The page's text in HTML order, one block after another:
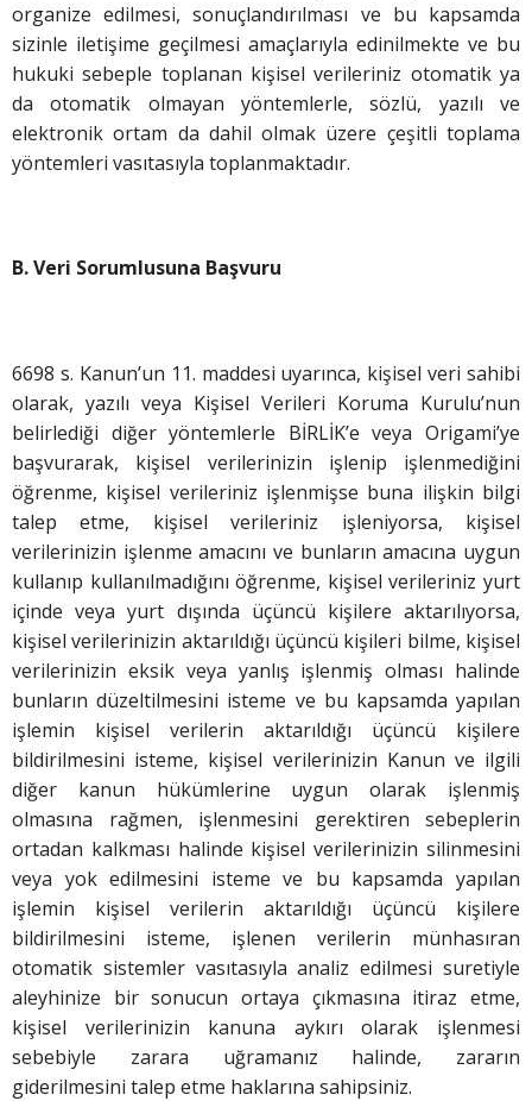
organize edilmesi, sonuçlandırılması ve bu kapsamda
sizinle iletişime geçilmesi amaçlarıyla edinilmekte ve bu
hukuki sebeple toplanan kişisel verileriniz otomatik ya
da otomatik olmayan yöntemlerle, sözlü, yazılı ve
elektronik ortam da dahil olmak üzere çeşitli toplama
yöntemleri vasıtasıyla toplanmaktadır.
B. Veri Sorumlusuna Başvuru
6698 s. Kanun’un 11. maddesi uyarınca, kişisel veri sahibi
olarak, yazılı veya Kişisel Verileri Koruma Kurulu’nun
belirlediği diğer yöntemlerle BİRLİK’e veya Origami’ye
başvurarak, kişisel verilerinizin işlenip işlenmediğini
öğrenme, kişisel verileriniz işlenmişse buna ilişkin bilgi
talep etme, kişisel verileriniz işleniyorsa, kişisel
verilerinizin işlenme amacını ve bunların amacına uygun
kullanıp kullanılmadığını öğrenme, kişisel verileriniz yurt
içinde veya yurt dışında üçüncü kişilere aktarılıyorsa,
kişisel verilerinizin aktarıldığı üçüncü kişileri bilme, kişisel
verilerinizin eksik veya yanlış işlenmiş olması halinde
bunların düzeltilmesini isteme ve bu kapsamda yapılan
işlemin kişisel verilerin aktarıldığı üçüncü kişilere
bildirilmesini isteme, kişisel verilerinizin Kanun ve ilgili
diğer kanun hükümlerine uygun olarak işlenmiş
olmasına rağmen, işlenmesini gerektiren sebeplerin
ortadan kalkması halinde kişisel verilerinizin silinmesini
veya yok edilmesini isteme ve bu kapsamda yapılan
işlemin kişisel verilerin aktarıldığı üçüncü kişilere
bildirilmesini isteme, işlenen verilerin münhasıran
otomatik sistemler vasıtasıyla analiz edilmesi suretiyle
aleyhinize bir sonucun ortaya çıkmasına itiraz etme,
kişisel verilerinizin kanuna aykırı olarak işlenmesi
sebebiyle zarara uğramanız halinde, zararın
giderilmesini talep etme haklarına sahipsiniz.